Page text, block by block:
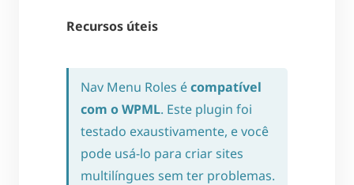
Recursos úteis
Nav Menu Roles écompatível
com o WPML. Este plugin foi
testado exaustivamente, e você
pode usá-lo para criar sites
multilíngues sem ter problemas.